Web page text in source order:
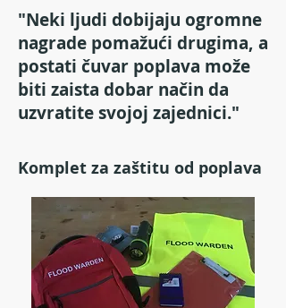
"Neki ljudi dobijaju ogromne
nagrade pomažući drugima, a
postati čuvar poplava može
biti zaista dobar način da
uzvratite svojoj zajednici."
Komplet za zaštitu od poplava